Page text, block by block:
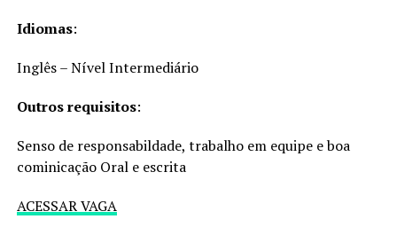
Idiomas:
Inglês – Nível Intermediário
Outros requisitos:
Senso de responsabildade, trabalho em equipe e boa
cominicação Oral e escrita
ACESSAR VAGA